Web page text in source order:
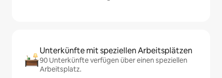
Unterkünfte mit speziellen Arbeitsplätzen
90 Unterkünfte verfügen über einen speziellen
Arbeitsplatz.